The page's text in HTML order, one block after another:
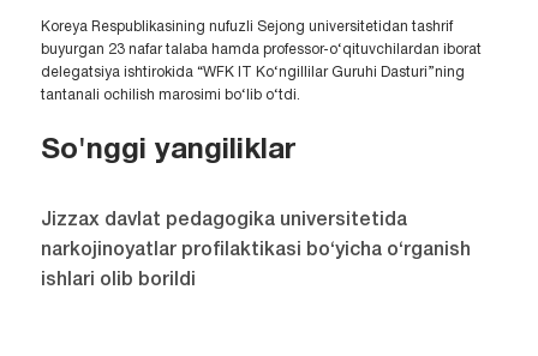
Koreya Respublikasining nufuzli Sejong universitetidan tashrif
buyurgan 23 nafar talaba hamda professor-o‘qituvchilardan iborat
delegatsiya ishtirokida “WFK IT Ko‘ngillilar Guruhi Dasturi”ning
tantanali ochilish marosimi bo‘lib o‘tdi.
So'nggi yangiliklar
Jizzax davlat pedagogika universitetida
narkojinoyatlar profilaktikasi bo‘yicha o‘rganish
ishlari olib borildi